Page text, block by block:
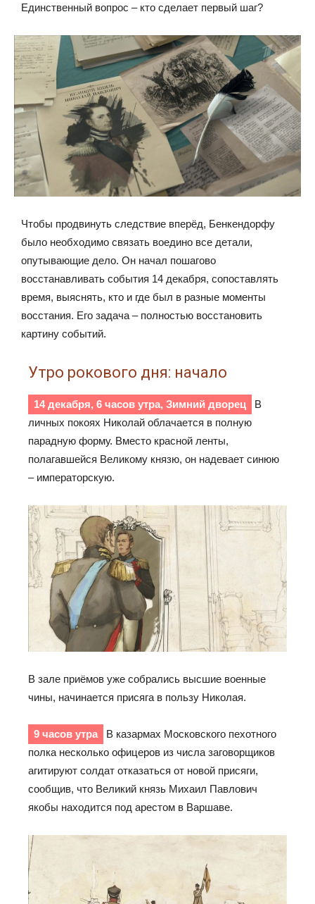
Единственный вопрос – кто сделает первый шаг?
Чтобы продвинуть следствие вперёд, Бенкендорфу
было необходимо связать воедино все детали,
опутывающие дело. Он начал пошагово
восстанавливать события 14 декабря, сопоставлять
время, выяснять, кто и где был в разные моменты
восстания. Его задача – полностью восстановить
картину событий.
Утро рокового дня: начало
14 декабря, 6 часов утра, Зимний дворец
В
личных покоях Николай облачается в полную
парадную форму. Вместо красной ленты,
полагавшейся Великому князю, он надевает синюю
– императорскую.
В зале приёмов уже собрались высшие военные
чины, начинается присяга в пользу Николая.
9 часов утра
В казармах Московского пехотного
полка несколько офицеров из числа заговорщиков
агитируют солдат отказаться от новой присяги,
сообщив, что Великий князь Михаил Павлович
якобы находится под арестом в Варшаве.